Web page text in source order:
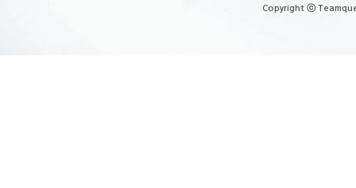
Copyright ⓒ